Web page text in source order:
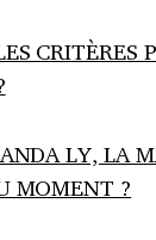
CRITÈRES
LY, LA
MOMENT ?